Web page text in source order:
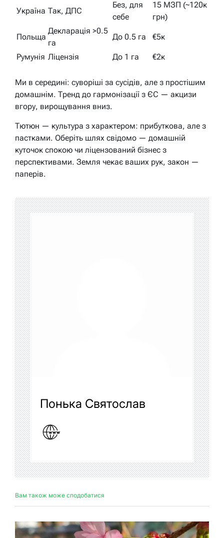
Україна Так, ДПС
Без, для
себе
15 МЗП (~120к
грн)
Польща
Декларація >0.5
га
До 0.5 га €5к
Румунія Ліцензія До 1 га €2к
Ми в середині: суворіші за сусідів, але з простішим
домашнім. Тренд до гармонізації з ЄС — акцизи
вгору, вирощування вниз.
Тютюн — культура з характером: прибуткова, але з
пастками. Оберіть шлях свідомо — домашній
куточок спокою чи ліцензований бізнес з
перспективами. Земля чекає ваших рук, закон —
паперів.
Понька Святослав
Вам також може сподобатися